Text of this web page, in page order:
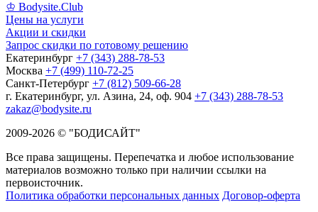
♔ Bodysite.Club
Цены на услуги
Акции и скидки
Запрос скидки по готовому решению
Екатеринбург +7 (343) 288-78-53
Москва +7 (499) 110-72-25
Санкт-Петербург +7 (812) 509-66-28
г. Екатеринбург, ул. Азина, 24, оф. 904 +7 (343) 288-78-53
zakaz@bodysite.ru
2009-2026 © "БОДИСАЙТ"
Все права защищены. Перепечатка и любое использование
материалов возможно только при наличии ссылки на
первоисточник.
Политика обработки персональных данных Договор-оферта